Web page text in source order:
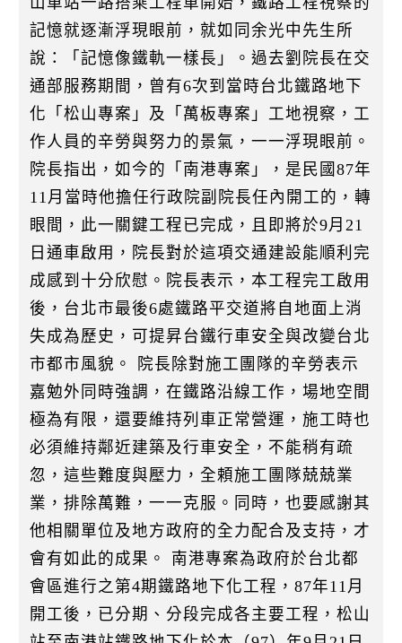
記憶就逐漸浮現眼前，就如同余光中先生所
說：「記憶像鐵軌一樣長」。過去劉院長在交
通部服務期間，曾有6次到當時台北鐵路地下
化「松山專案」及「萬板專案」工地視察，工
作人員的辛勞與努力的景氣，一一浮現眼前。
院長指出，如今的「南港專案」，是民國87年
11月當時他擔任行政院副院長任內開工的，轉
眼間，此一關鍵工程已完成，且即將於9月21
日通車啟用，院長對於這項交通建設能順利完
成感到十分欣慰。院長表示，本工程完工啟用
後，台北市最後6處鐵路平交道將自地面上消
失成為歷史，可提昇台鐵行車安全與改變台北
市都市風貌。 院長除對施工團隊的辛勞表示
嘉勉外同時強調，在鐵路沿線工作，場地空間
極為有限，還要維持列車正常營運，施工時也
必須維持鄰近建築及行車安全，不能稍有疏
忽，這些難度與壓力，全頼施工團隊兢兢業
業，排除萬難，一一克服。同時，也要感謝其
他相關單位及地方政府的全力配合及支持，才
會有如此的成果。 南港專案為政府於台北都
會區進行之第4期鐵路地下化工程，87年11月
開工後，已分期、分段完成各主要工程，松山